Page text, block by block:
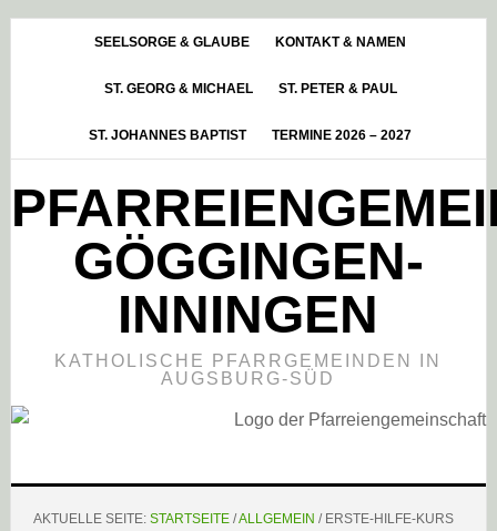
HauptsidebarSEELSORGE & GLAUBE KONTAKT & NAMEN
ST. GEORG & MICHAEL ST. PETER & PAUL
ST. JOHANNES BAPTIST TERMINE 2026 – 2027
GÖGGINGEN-
INNINGEN
KATHOLISCHE PFARRGEMEINDEN IN
AUGSBURG-SÜD
AKTUELLE SEITE: STARTSEITE /ALLGEMEIN /ERSTE-HILFE-KURS